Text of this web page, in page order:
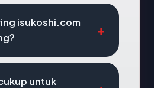
isukoshi.com
untuk